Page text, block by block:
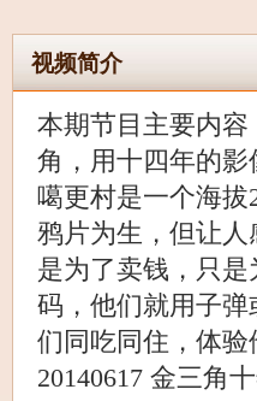
视频简介
本期节目主要内
角，用十四年的
噶更村是一个海拔
鸦片为生，但让
是为了卖钱，只
码，他们就用子
们同吃同住，体
20140617 金三角